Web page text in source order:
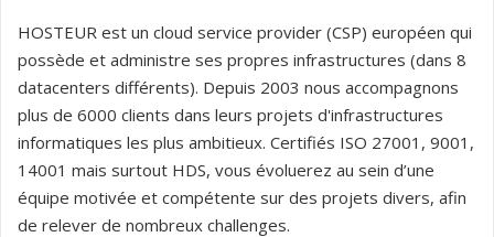
HOSTEUR est un cloud service provider (CSP) européen qui
possède et administre ses propres infrastructures (dans 8
datacenters différents). Depuis 2003 nous accompagnons
plus de 6000 clients dans leurs projets d'infrastructures
informatiques les plus ambitieux. Certifiés ISO 27001, 9001,
14001 mais surtout HDS, vous évoluerez au sein d’une
équipe motivée et compétente sur des projets divers, afin
de relever de nombreux challenges.